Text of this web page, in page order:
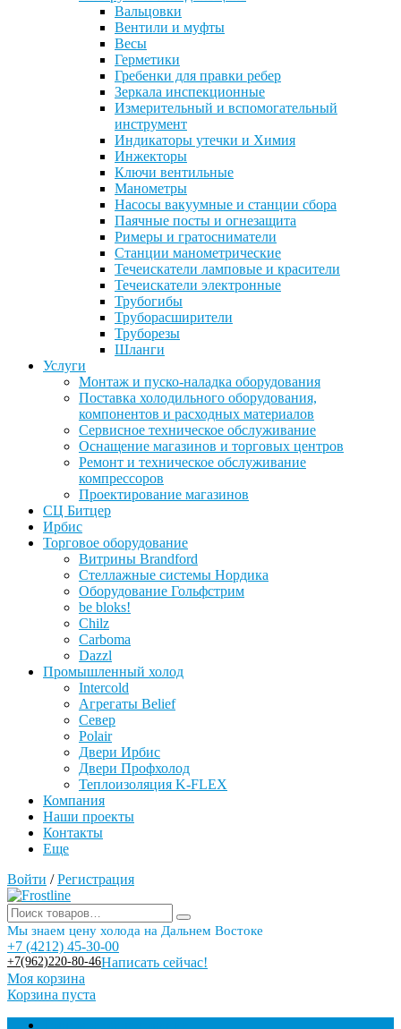
Вальцовки
Вентили и муфты
Весы
Герметики
Гребенки для правки ребер
Зеркала инспекционные
Измерительный и вспомогательный
инструмент
Индикаторы утечки и Химия
Инжекторы
Ключи вентильные
Манометры
Насосы вакуумные и станции сбора
Паячные посты и огнезащита
Римеры и гратосниматели
Станции манометрические
Течеискатели ламповые и красители
Течеискатели электронные
Трубогибы
Труборасширители
Труборезы
Шланги
Услуги
Монтаж и пуско-наладка оборудования
Поставка холодильного оборудования,
компонентов и расходных материалов
Сервисное техническое обслуживание
Оснащение магазинов и торговых центров
Ремонт и техническое обслуживание
компрессоров
Проектирование магазинов
СЦ Битцер
Ирбис
Торговое оборудование
Витрины Brandford
Стеллажные системы Нордика
Оборудование Гольфстрим
be bloks!
Chilz
Carboma
Dazzl
Промышленный холод
Intercold
Агрегаты Belief
Север
Polair
Двери Ирбис
Двери Профхолод
Теплоизоляция K-FLEX
Компания
Наши проекты
Контакты
Еще
Войти / Регистрация
Мы знаем цену холода на Дальнем Востоке
+7 (4212) 45-30-00
+7(962)220-80-46Написать сейчас!
Моя корзина
Корзина пуста